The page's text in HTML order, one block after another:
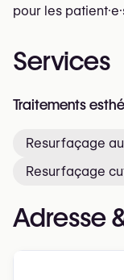
pour les
Services
Traitements
Resurfaçage
Resurfaçage
Adresse